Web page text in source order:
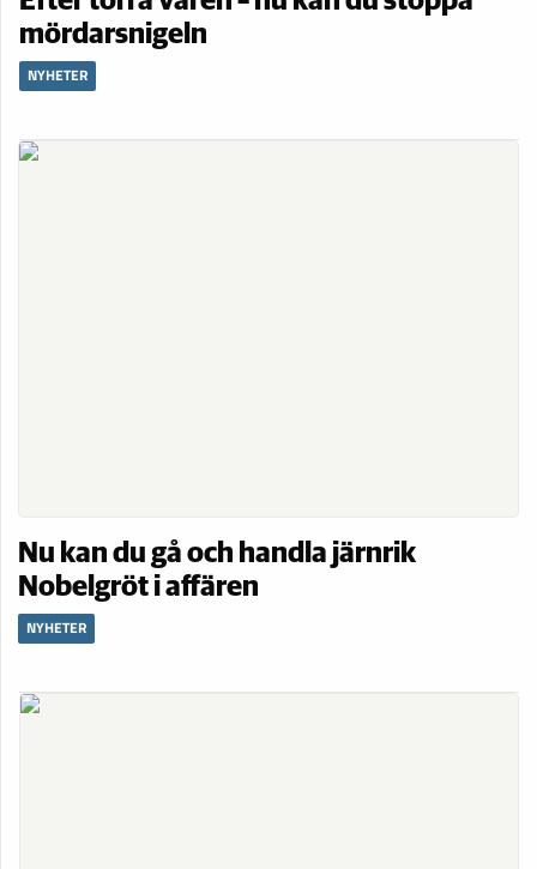
mördarsnigeln
NYHETER
Nu kan du gå och handla järnrik
Nobelgröt i affären
NYHETER